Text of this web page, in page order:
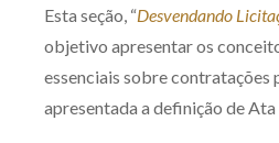
Zênite
Eventos
Esta seção, “Desvendando
objetivo apresentar os
essenciais sobre contratações
apresentada a definição de